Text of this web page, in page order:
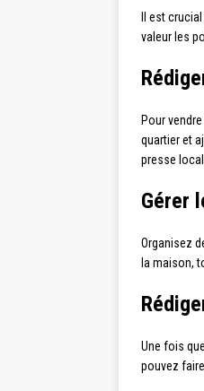
Il est
valeur les
Pour
quartier et
presse
Gérer
Organisez
la maison,
Une fois
pouvez